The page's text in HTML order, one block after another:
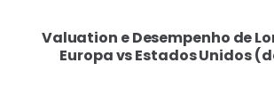
Valuation e Desempenho de
Europa vs Estados Unidos